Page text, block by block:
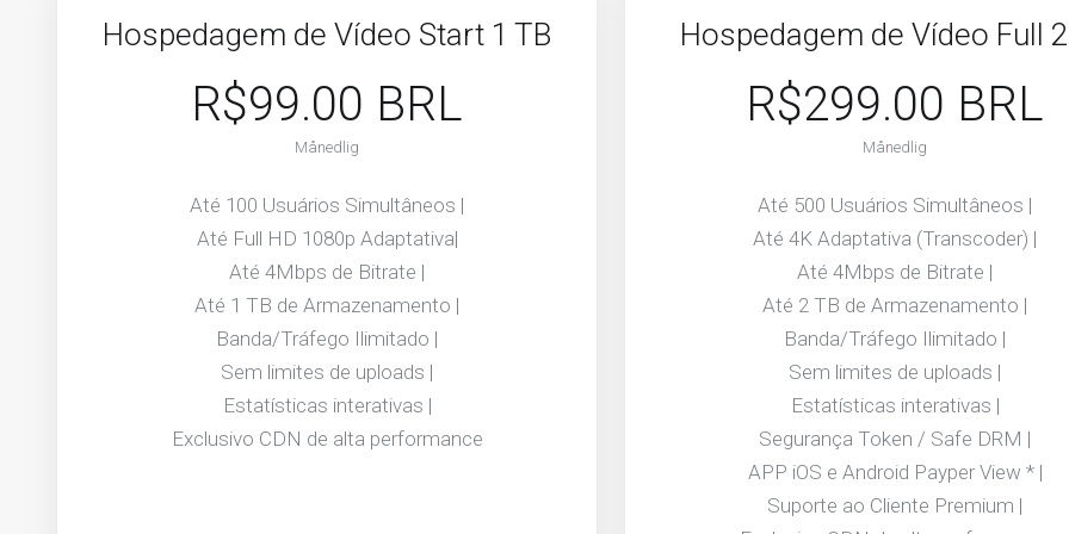
Hospedagem de Vídeo Start 1 TB
R$99.00 BRL
Månedlig
Até 100 Usuários Simultâneos |
Até Full HD 1080p Adaptativa|
Até 4Mbps de Bitrate |
Até 1 TB de Armazenamento |
Banda/Tráfego Ilimitado |
Sem limites de uploads |
Estatísticas interativas |
Exclusivo CDN de alta performance
Hospedagem de Vídeo Full
R$299.00 BRL
Månedlig
Até 500 Usuários Simultâneos |
Até 4K Adaptativa (Transcoder) |
Até 4Mbps de Bitrate |
Até 2 TB de Armazenamento |
Banda/Tráfego Ilimitado |
Sem limites de uploads |
Estatísticas interativas |
Segurança Token / Safe DRM |
APP iOS e Android Payper View * |
Suporte ao Cliente Premium |